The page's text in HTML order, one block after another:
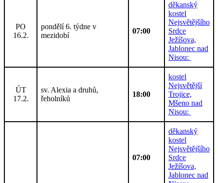
PO
16.2.
pondělí 6. týdne v
mezidobí
07:00
děkanský
kostel
Nejsvětějšího
Srdce
Ježíšova,
Jablonec nad
Nisou:
ÚT
17.2.
sv. Alexia a druhů,
řeholníků
18:00
kostel
Nejsvětější
Trojice,
Mšeno nad
Nisou:
07:00
děkanský
kostel
Nejsvětějšího
Srdce
Ježíšova,
Jablonec nad